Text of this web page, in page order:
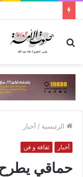
بحث
الرئيسية / أخبار
أخبار ثقافة و فن
حماقي يطرح